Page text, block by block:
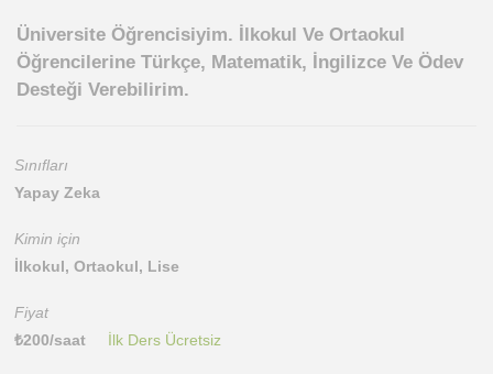
Üniversite Öğrencisiyim. İlkokul Ve Ortaokul
Öğrencilerine Türkçe, Matematik, İngilizce Ve Ödev
Desteği Verebilirim.
Sınıfları
Yapay Zeka
Kimin için
İlkokul, Ortaokul, Lise
Fiyat
₺200/saat İlk Ders Ücretsiz